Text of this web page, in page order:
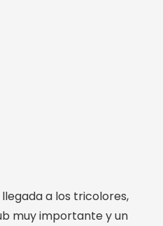
llegada a los tricolores,
muy importante y un